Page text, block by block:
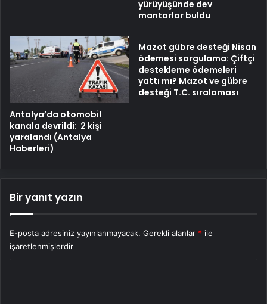
yürüyüşünde dev
mantarlar buldu
Antalya’da otomobil
kanala devrildi: 2 kişi
yaralandı (Antalya
Haberleri)
Mazot gübre desteği Nisan
ödemesi sorgulama: Çiftçi
destekleme ödemeleri
yattı mı? Mazot ve gübre
desteği T.C. sıralaması
Bir yanıt yazın
E-posta adresiniz yayınlanmayacak. Gerekli alanlar * ile
işaretlenmişlerdir